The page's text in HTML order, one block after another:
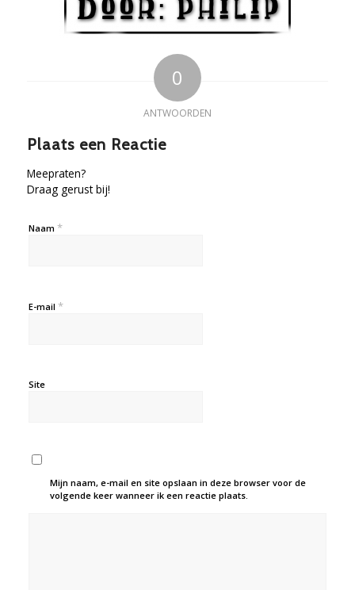
0
ANTWOORDEN
Plaats een Reactie
Meepraten?
Draag gerust bij!
Naam *
E-mail *
Site
Mijn naam, e-mail en site opslaan in deze browser voor de
volgende keer wanneer ik een reactie plaats.